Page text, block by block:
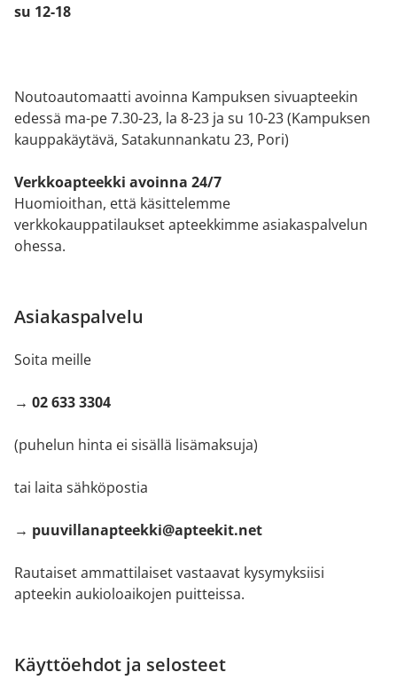
su 12-18
Noutoautomaatti avoinna Kampuksen sivuapteekin
edessä ma-pe 7.30-23, la 8-23 ja su 10-23 (Kampuksen
kauppakäytävä, Satakunnankatu 23, Pori)
Verkkoapteekki avoinna 24/7
Huomioithan, että käsittelemme
verkkokauppatilaukset apteekkimme asiakaspalvelun
ohessa.
Asiakaspalvelu
Soita meille
→ 02 633 3304
(puhelun hinta ei sisällä lisämaksuja)
tai laita sähköpostia
→ puuvillanapteekki@apteekit.net
Rautaiset ammattilaiset vastaavat kysymyksiisi
apteekin aukioloaikojen puitteissa.
Käyttöehdot ja selosteet